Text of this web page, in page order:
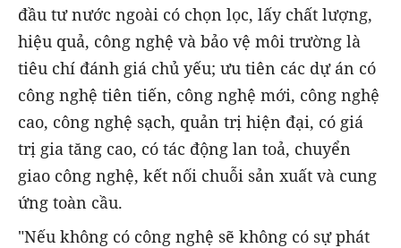
đầu tư nước ngoài có chọn lọc, lấy chất lượng,
hiệu quả, công nghệ và bảo vệ môi trường là
tiêu chí đánh giá chủ yếu; ưu tiên các dự án có
công nghệ tiên tiến, công nghệ mới, công nghệ
cao, công nghệ sạch, quản trị hiện đại, có giá
trị gia tăng cao, có tác động lan toả, chuyển
giao công nghệ, kết nối chuỗi sản xuất và cung
ứng toàn cầu.
"Nếu không có công nghệ sẽ không có sự phát